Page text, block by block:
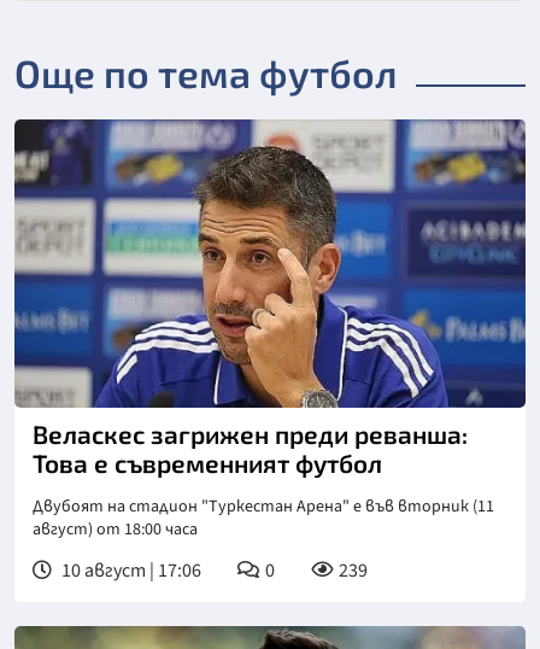
Още по тема футбол
Веласкес загрижен преди реванша:
Това е съвременният футбол
Двубоят на стадион "Туркестан Арена" е във вторник (11
август) от 18:00 часа
10 август | 17:06 0 239